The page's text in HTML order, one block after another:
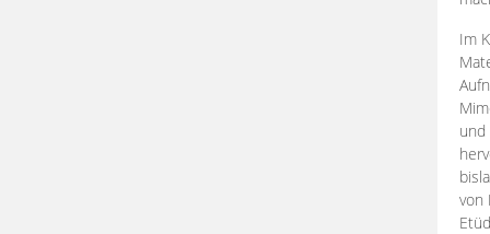
Im
und
von